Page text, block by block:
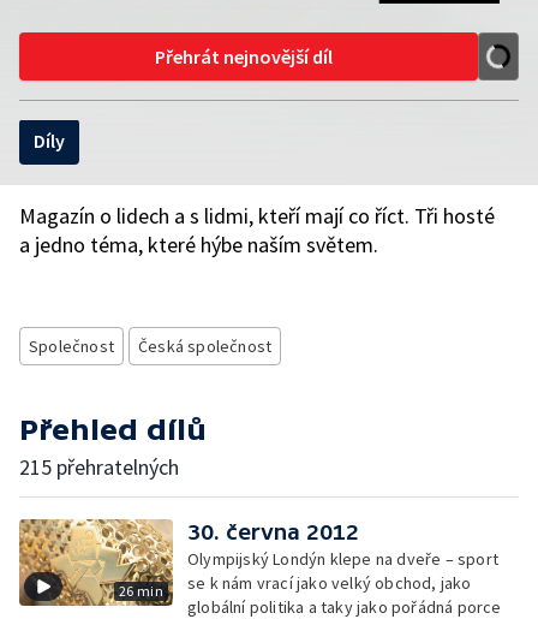
Přehrát nejnovější díl
Díly
Magazín o lidech a s lidmi, kteří mají co říct. Tři hosté
a jedno téma, které hýbe naším světem.
Společnost Česká společnost
Přehled dílů
215 přehratelných
26 min
30. června 2012
Olympijský Londýn klepe na dveře – sport
se k nám vrací jako velký obchod, jako
globální politika a taky jako pořádná porce